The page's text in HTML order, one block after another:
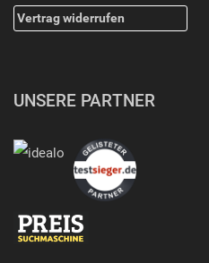
Vertrag widerrufen
UNSERE PARTNER